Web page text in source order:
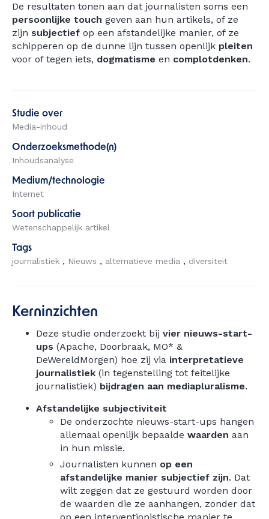
De resultaten tonen aan dat journalisten soms een
persoonlijke touch geven aan hun artikels, of ze
zijn subjectief op een afstandelijke manier, of ze
schipperen op de dunne lijn tussen openlijk pleiten
voor of tegen iets, dogmatisme en complotdenken.
Studie over
Media-inhoud
Onderzoeksmethode(n)
Inhoudsanalyse
Medium/technologie
Internet
Soort publicatie
Wetenschappelijk artikel
Tags
journalistiek
Nieuws alternatieve media diversiteit
Kerninzichten
Deze studie onderzoekt bij vier nieuws-start-
ups (Apache, Doorbraak, MO* &
DeWereldMorgen) hoe zij via interpretatieve
journalistiek (in tegenstelling tot feitelijke
journalistiek) bijdragen aan mediapluralisme.
Afstandelijke subjectiviteit
De onderzochte nieuws-start-ups hangen
allemaal openlijk bepaalde waarden aan
in hun missie.
Journalisten kunnen op een
afstandelijke manier subjectief zijn. Dat
wilt zeggen dat ze gestuurd worden door
de waarden die ze aanhangen, zonder dat